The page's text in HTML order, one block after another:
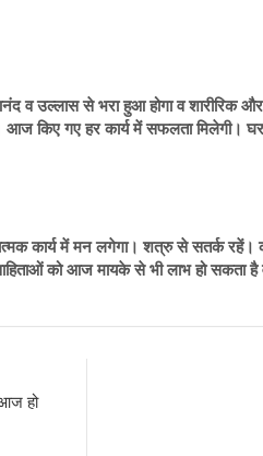
से भरा हुआ होगा व शारीरिक और
किए गए हर कार्य में सफलता मिलेगी। घर
कार्य में मन लगेगा। शत्रु से सतर्क रहें।
को आज मायके से भी लाभ हो सकता
हो